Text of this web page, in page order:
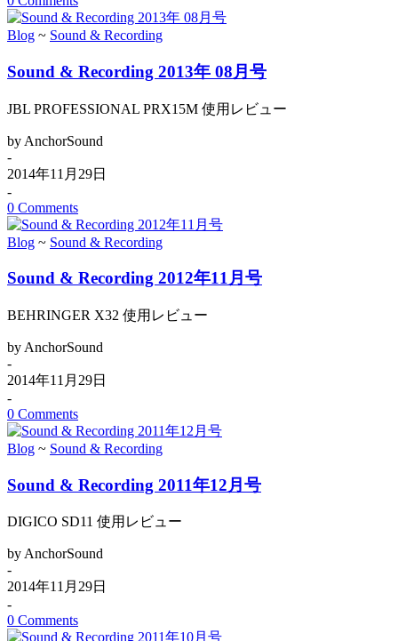
Blog ~ Sound & Recording
Sound & Recording 2013年 08月号
JBL PROFESSIONAL PRX15M 使用レビュー
by AnchorSound
-
2014年11月29日
-
0 Comments
Blog ~ Sound & Recording
Sound & Recording 2012年11月号
BEHRINGER X32 使用レビュー
by AnchorSound
-
2014年11月29日
-
0 Comments
Blog ~ Sound & Recording
Sound & Recording 2011年12月号
DIGICO SD11 使用レビュー
by AnchorSound
-
2014年11月29日
-
0 Comments